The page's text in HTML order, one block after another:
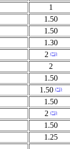
1
1.50
1.50
1.30
2(*1)
2
1.50
1.50(*1)
1.50
2(*1)
1.50
1.25